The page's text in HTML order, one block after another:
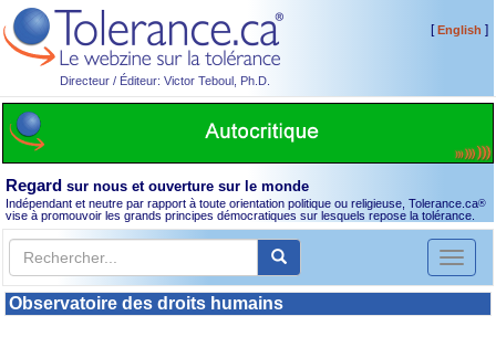
Directeur / Éditeur: Victor Teboul, Ph.D.
[English ]
Regard sur nous et ouverture sur le monde
Indépendant et neutre par rapport à toute orientation politique ou religieuse, Tolerance.ca®
vise à promouvoir les grands principes démocratiques sur lesquels repose la tolérance.
Toggle
Observatoire des droits humains